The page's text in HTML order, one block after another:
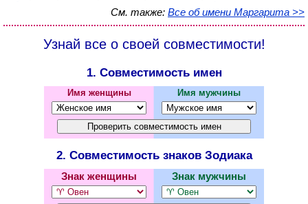
См. также: Все об имени Маргарита >>
Узнай все о своей совместимости!
1. Совместимость имен
Имя женщины Имя мужчины
2. Совместимость знаков Зодиака
Знак женщины Знак мужчины